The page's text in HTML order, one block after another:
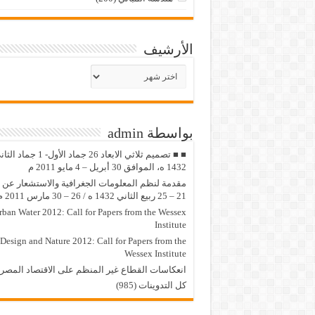
الأرشيف
بواسطة admin
■ ■ تصميم ثلاثي الابعاد 26 جماد الأول- 1
1432 ه، الموافق 30 أبريل – 4 مايو 2011 م
مقدمة لنظم المعلومات الجغرافية والاستشعار عن
21 – 25 ربيع الثاني 1432 ه / 26 – 30 مارس 2011 م
Water 2012: Call for Papers from the Wessex
Institute
Design and Nature 2012: Call for Papers from the
Wessex Institute‏
انعكاسات القطاع غير المنظم على الاقتصاد
كل التدوينات (985)